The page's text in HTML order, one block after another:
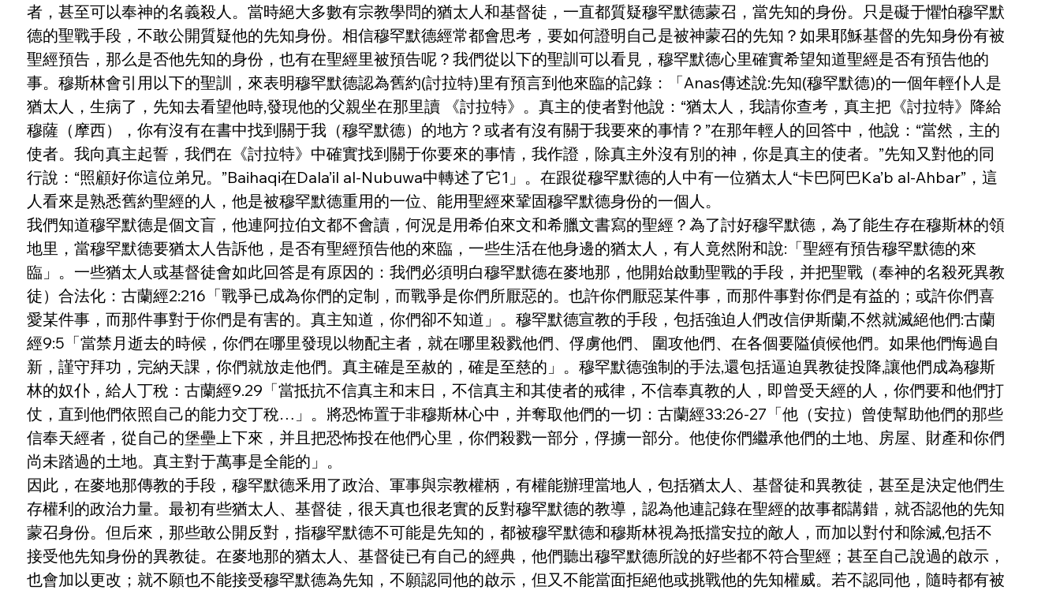
者，甚至可以奉神的名義殺人。當時絕大多數有宗教學問的猶太人和基督徒，一直都質疑穆罕默德蒙召，當先知的身份。只是礙于懼怕穆罕默
德的聖戰手段，不敢公開質疑他的先知身份。相信穆罕默德經常都會思考，要如何證明自己是被神蒙召的先知？如果耶穌基督的先知身份有被
聖經預告，那么是否他先知的身份，也有在聖經里被預告呢？我們從以下的聖訓可以看見，穆罕默德心里確實希望知道聖經是否有預告他的
事。穆斯林會引用以下的聖訓，來表明穆罕默德認為舊約(討拉特)里有預言到他來臨的記錄：「Anas傳述說:先知(穆罕默德)的一個年輕仆人是
猶太人，生病了，先知去看望他時,發現他的父親坐在那里讀 《討拉特》。真主的使者對他說：“猶太人，我請你查考，真主把《討拉特》降給
穆薩（摩西），你有沒有在書中找到關于我（穆罕默德）的地方？或者有沒有關于我要來的事情？”在那年輕人的回答中，他說：“當然，主的
使者。我向真主起誓，我們在《討拉特》中確實找到關于你要來的事情，我作證，除真主外沒有別的神，你是真主的使者。”先知又對他的同
行說：“照顧好你這位弟兄。”Baihaqi在Dala’il al-Nubuwa中轉述了它1」。在跟從穆罕默德的人中有一位猶太人“卡巴阿巴Ka’b al-Ahbar”，這
人看來是熟悉舊約聖經的人，他是被穆罕默德重用的一位、能用聖經來鞏固穆罕默德身份的一個人。
我們知道穆罕默德是個文盲，他連阿拉伯文都不會讀，何況是用希伯來文和希臘文書寫的聖經？為了討好穆罕默德，為了能生存在穆斯林的領
地里，當穆罕默德要猶太人告訴他，是否有聖經預告他的來臨，一些生活在他身邊的猶太人，有人竟然附和說:「聖經有預告穆罕默德的來
臨」。一些猶太人或基督徒會如此回答是有原因的：我們必須明白穆罕默德在麥地那，他開始啟動聖戰的手段，并把聖戰（奉神的名殺死異教
徒）合法化：古蘭經2:216「戰爭已成為你們的定制，而戰爭是你們所厭惡的。也許你們厭惡某件事，而那件事對你們是有益的；或許你們喜
愛某件事，而那件事對于你們是有害的。真主知道，你們卻不知道」。穆罕默德宣教的手段，包括強迫人們改信伊斯蘭,不然就滅絕他們:古蘭
經9:5「當禁月逝去的時候，你們在哪里發現以物配主者，就在哪里殺戮他們、俘虜他們、 圍攻他們、在各個要隘偵候他們。如果他們悔過自
新，謹守拜功，完納天課，你們就放走他們。真主確是至赦的，確是至慈的」。穆罕默德強制的手法,還包括逼迫異教徒投降,讓他們成為穆斯
林的奴仆，給人丁稅：古蘭經9.29「當抵抗不信真主和末日，不信真主和其使者的戒律，不信奉真教的人，即曾受天經的人，你們要和他們打
仗，直到他們依照自己的能力交丁稅…」。將恐怖置于非穆斯林心中，并奪取他們的一切：古蘭經33:26-27「他（安拉）曾使幫助他們的那些
信奉天經者，從自己的堡壘上下來，并且把恐怖投在他們心里，你們殺戮一部分，俘擄一部分。他使你們繼承他們的土地、房屋、財產和你們
尚未踏過的土地。真主對于萬事是全能的」。
因此，在麥地那傳教的手段，穆罕默德釆用了政治、軍事與宗教權柄，有權能辦理當地人，包括猶太人、基督徒和異教徒，甚至是決定他們生
存權利的政治力量。最初有些猶太人、基督徒，很天真也很老實的反對穆罕默德的教導，認為他連記錄在聖經的故事都講錯，就否認他的先知
蒙召身份。但后來，那些敢公開反對，指穆罕默德不可能是先知的，都被穆罕默德和穆斯林視為抵擋安拉的敵人，而加以對付和除滅,包括不
接受他先知身份的異教徒。在麥地那的猶太人、基督徒已有自己的經典，他們聽出穆罕默德所說的好些都不符合聖經；甚至自己說過的啟示，
也會加以更改；就不願也不能接受穆罕默德為先知，不願認同他的啟示，但又不能當面拒絕他或挑戰他的先知權威。若不認同他，隨時都有被